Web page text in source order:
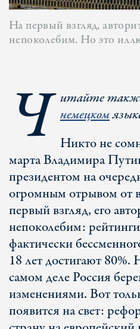
На первый взгляд,
непоколебим. Но это
Ч итайте
немецком
Никто не
марта Владимира
президентом на
огромным отрывом от
первый взгляд, его
непоколебим:
фактически
18 лет достигают
самом деле Россия
изменениями. Вот
появится на свет: